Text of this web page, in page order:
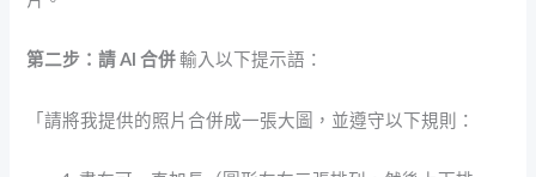
第二步：請 AI 合併輸入以下提示語：
「請將我提供的照片合併成一張大圖，並遵守以下規則：